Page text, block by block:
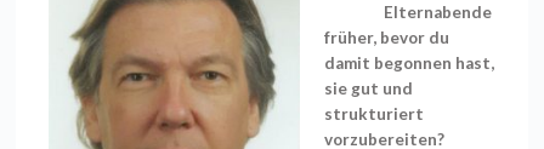
Elternabende
früher, bevor du
damit begonnen hast,
sie gut und
strukturiert
vorzubereiten?